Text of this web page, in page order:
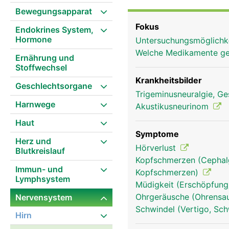
Bewegungsapparat
Endokrines System,
Hormone
Ernährung und
Stoffwechsel
Geschlechtsorgane
Harnwege
Haut
Herz und
Blutkreislauf
Immun- und
Lymphsystem
Nervensystem
Hirn
Hirnnerven 3, 4 und 6
Drillingsnerv
Oberkieferast aufteilt.
Kaumuskulatur. Der 7.
ist der Hör- und
das
die Herzfunktion und
die Tonbildung und
Hirnnerv ist der
Hirnnerv bewegt die
Fokus
Welche Medikamente
Krankheitsbilder
Trigeminusneuralgie,
Akustikusneurinom
Symptome
Hörverlust
Kopfschmerzen
Kopfschmerzen)
Müdigkeit
Ohrgeräusche
Schwindel (Vertigo,